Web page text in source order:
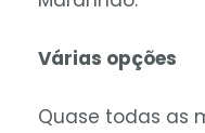
Várias opções
Quase todas as